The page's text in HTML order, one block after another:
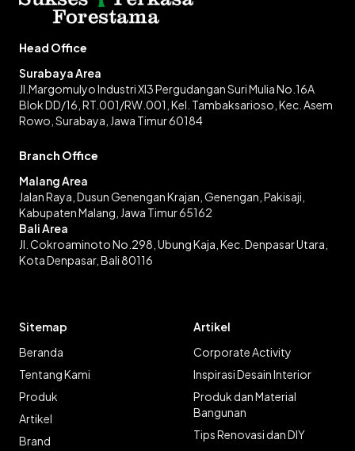
Head Office
Surabaya Area
Jl.Margomulyo Industri XI3 Pergudangan Suri Mulia No.16A
Blok DD/16, RT.001/RW.001, Kel. Tambaksarioso, Kec. Asem
Rowo, Surabaya, Jawa Timur 60184
Branch Office
Malang Area
Jalan Raya, Dusun Genengan Krajan, Genengan, Pakisaji,
Kabupaten Malang, Jawa Timur 65162
Bali Area
Jl. Cokroaminoto No.298, Ubung Kaja, Kec. Denpasar Utara,
Kota Denpasar, Bali 80116
Sitemap
Beranda
Tentang Kami
Produk
Artikel
Brand
Artikel
Corporate Activity
Inspirasi Desain Interior
Produk dan Material
Bangunan
Tips Renovasi dan DIY